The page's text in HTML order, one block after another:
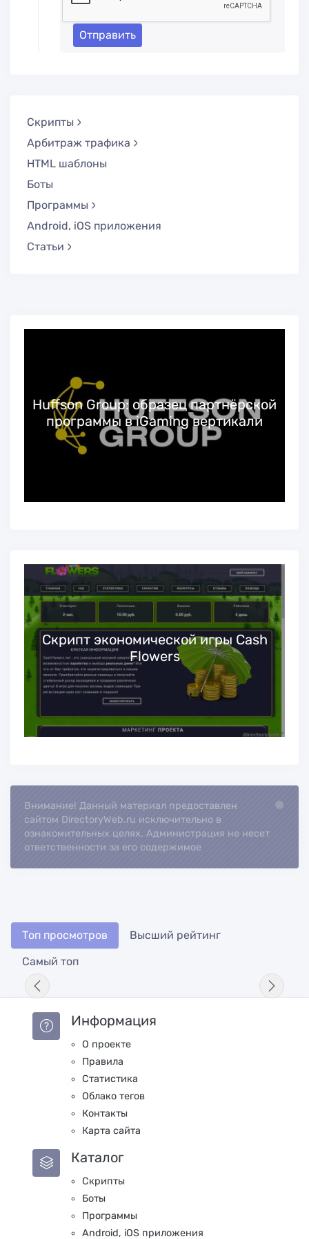
Отправить
Скрипты
Арбитраж трафика
HTML шаблоны
Боты
Программы
Android, iOS приложения
Статьи
Huffson Group: образец партнёрской
программы в iGaming вертикали
Скрипт экономической игры Cash
Flowers
Внимание! Данный материал предоставлен
сайтом DirectoryWeb.ru исключительно в
ознакомительных целях. Администрация не несет
ответственности за его содержимое
Топ просмотров
Высший рейтинг
Самый топ
Информация
О проекте
Правила
Статистика
Облако тегов
Контакты
Карта сайта
Каталог
Скрипты
Боты
Программы
Android, iOS приложения